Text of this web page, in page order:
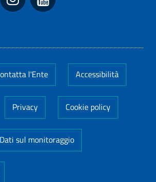
l'Ente Accessibilità
Privacy Cookie policy
Dati sul monitoraggio